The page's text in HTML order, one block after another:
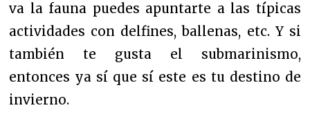
va la fauna puedes apuntarte a las típicas
actividades con delfines, ballenas, etc. Y si
también te gusta el submarinismo,
entonces ya sí que sí este es tu destino de
invierno.